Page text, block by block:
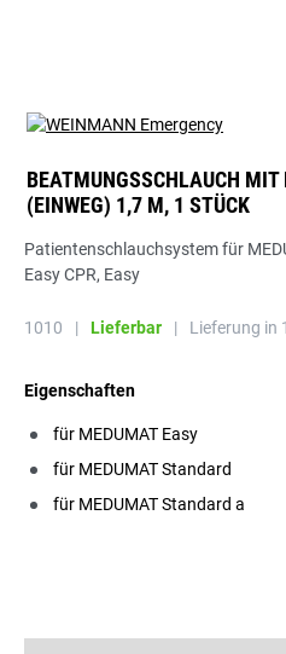
BEATMUNGSSCHLAUCH
(EINWEG) 1,7 M, 1 STÜCK
Patientenschlauchsystem für
Easy CPR, Easy
1010 | Lieferbar | Lieferung in
Eigenschaften
für MEDUMAT Easy
für MEDUMAT Standard
für MEDUMAT Standard a